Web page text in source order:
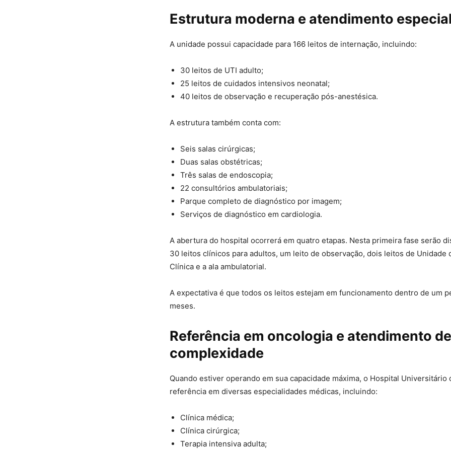
Estrutura moderna e atendimento
A unidade possui capacidade para 166 leitos de internação, incluindo:
30 leitos de UTI adulto;
25 leitos de cuidados intensivos neonatal;
40 leitos de observação e recuperação pós-anestésica.
A estrutura também conta com:
Seis salas cirúrgicas;
Duas salas obstétricas;
Três salas de endoscopia;
22 consultórios ambulatoriais;
Parque completo de diagnóstico por imagem;
Serviços de diagnóstico em cardiologia.
A abertura do hospital ocorrerá em quatro etapas. Nesta primeira fase serão
30 leitos clínicos para adultos, um leito de observação, dois leitos de Unidade
Clínica e a ala ambulatorial.
A expectativa é que todos os leitos estejam em funcionamento dentro de um
meses.
Referência em oncologia e atendimento
complexidade
Quando estiver operando em sua capacidade máxima, o Hospital Universitário
referência em diversas especialidades médicas, incluindo:
Clínica médica;
Clínica cirúrgica;
Terapia intensiva adulta;